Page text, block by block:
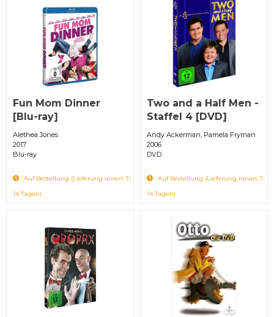
Fun Mom Dinner
[Blu-ray]
Alethea Jones
2017
Blu-ray
Auf Bestellung (Lieferung innert 7-
14 Tagen)
Two and a Half Men -
Staffel 4 [DVD]
Andy Ackerman, Pamela Fryman
2006
DVD
Auf Bestellung (Lieferung innert 7-
14 Tagen)